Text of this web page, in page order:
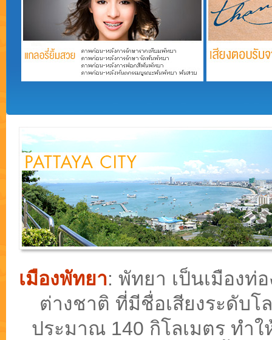
เมืองพัทยา: พัทยา เป็นเมืองท่
ต่างชาติ ที่มีชื่อเสียงระดับโ
ประมาณ 140 กิโลเมตร ทำ